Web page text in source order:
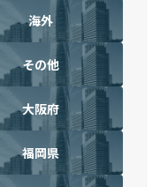
海外
その他
大阪府
福岡県